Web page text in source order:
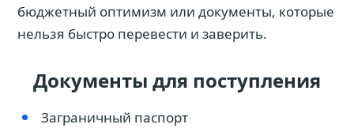
бюджетный оптимизм или документы, которые
нельзя быстро перевести и заверить.
Документы для поступления
Заграничный паспорт